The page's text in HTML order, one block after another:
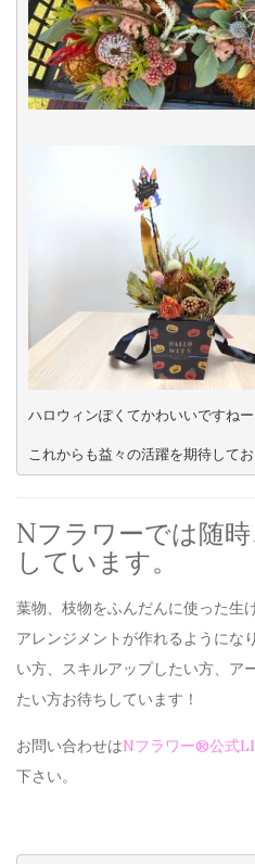
ハロウィンぽくてかわいいですねー
Nフラワーでは随
しています。
葉物、枝物をふんだんに使った生
アレンジメントが作れるようにな
い方、スキルアップしたい方、ア
たい方お待ちしています！
お問い合わせはNフラワー®公式
下さい。